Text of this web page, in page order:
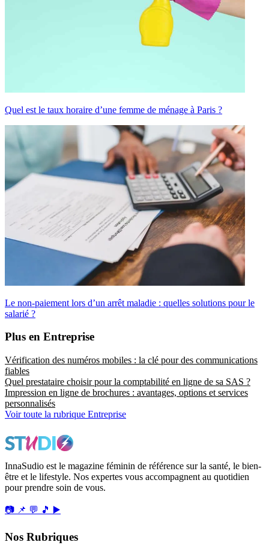
Quel est le taux horaire d’une femme de ménage à Paris ?
Le non-paiement lors d’un arrêt maladie : quelles solutions pour le
salarié ?
Plus en Entreprise
Vérification des numéros mobiles : la clé pour des communications
fiables
Quel prestataire choisir pour la comptabilité en ligne de sa SAS ?
Impression en ligne de brochures : avantages, options et services
personnalisés
Voir toute la rubrique Entreprise
InnaSudio est le magazine féminin de référence sur la santé, le bien-
être et le lifestyle. Nos expertes vous accompagnent au quotidien
pour prendre soin de vous.
📷 📌 💬 🎵 ▶️
Nos Rubriques